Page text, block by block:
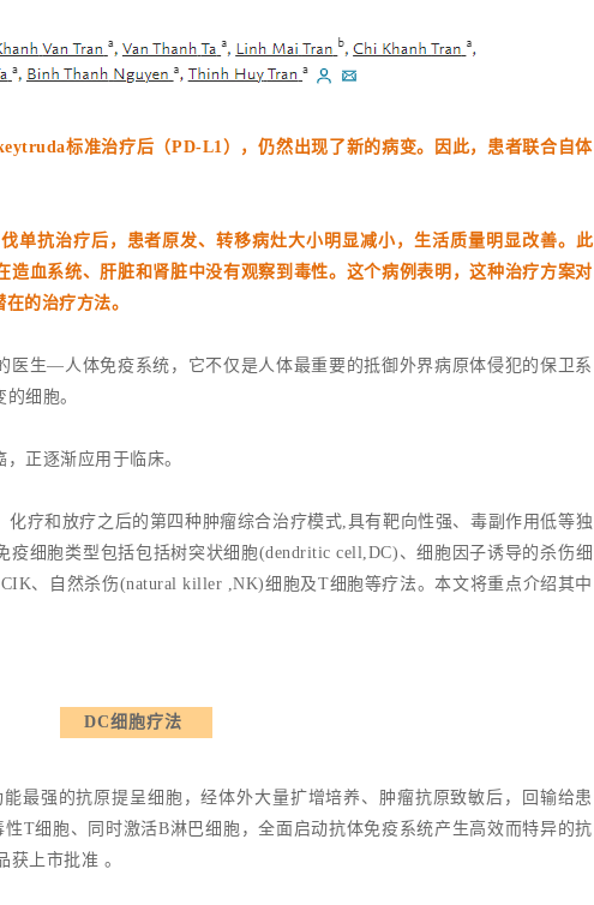
标准治疗后（PD-L1），仍然出现了新的病变。因此，患者联合自体
单抗治疗后，患者原发、转移病灶大小明显减小，生活质量明显改善。此
造血系统、肝脏和肾脏中没有观察到毒性。这个病例表明，这种治疗方案对
的治疗方法。
医生—人体免疫系统，它不仅是人体最重要的抵御外界病原体侵犯的保卫系
细胞。
正逐渐应用于临床。
化疗和放疗之后的第四种肿瘤综合治疗模式,具有靶向性强、毒副作用低等独
疫细胞类型包括包括树突状细胞(dendritic cell,DC)、细胞因子诱导的杀伤细
、自然杀伤(natural killer ,NK)细胞及T细胞等疗法。本文将重点介绍其中
DC细胞疗法
最强的抗原提呈细胞，经体外大量扩增培养、肿瘤抗原致敏后，回输给患
T细胞、同时激活B淋巴细胞，全面启动抗体免疫系统产生高效而特异的抗
获上市批准 。